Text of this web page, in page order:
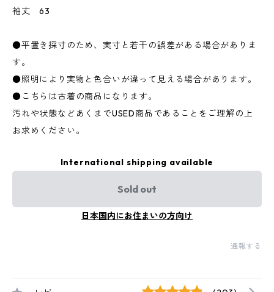
袖丈 63
●平置き採寸のため、実寸と若干の誤差がある場合がありま
す。
●照明により実物と色合いが違って見える場合があります。
●こちらは古着の商品になります。
汚れや状態などあくまでUSED商品であることをご理解の上
お求めください。
International shipping available
Sold out
日本国内にお住まいの方向け
通報する